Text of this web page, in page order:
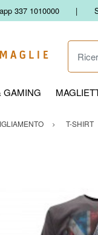
337 1010000
Ricerca
GAMING
T-SHIRT